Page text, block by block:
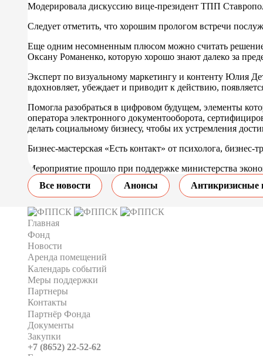
Модерировала дискуссию вице-президент ТПП
Следует отметить, что хорошим прологом встречи
Еще одним несомненным плюсом можно считать решение
Оксану Романенко, которую хорошо знают далеко за
Эксперт по визуальному маркетингу и контенту Юлия
вдохновляет, убеждает и приводит к действию,
Помогла разобраться в цифровом будущем, элементы
оператора электронного документооборота,
делать социальному бизнесу, чтобы их устремления
Бизнес-мастерская «Есть контакт» от психолога,
Мероприятие прошло при поддержке министерства
Все новости
Анонсы Антикризисные
Главная
Фонд
Новости
Аренда помещений
Календарь событий
Меры поддержки
Партнеры
Контакты
Партнёр Фонда
Документы
Закупки
+7 (8652) 22-52-62